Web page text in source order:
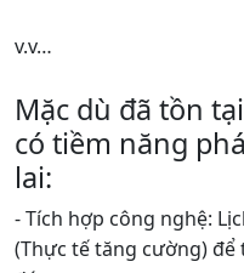
v.v…
Mặc dù đã tồn
có tiềm năng
lai:
- Tích hợp công nghệ:
(Thực tế tăng cường)